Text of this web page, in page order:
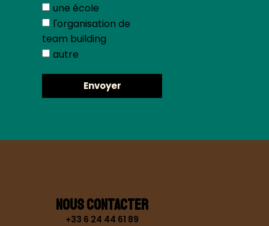
une école
l'organisation de
team building
autre
Envoyer
Nous contacter
+33 6 24 44 61 89